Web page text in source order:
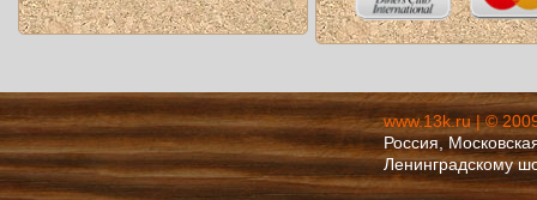
www.13k.ru | ©
Россия,
Ленинградскому